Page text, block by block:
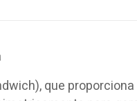
que